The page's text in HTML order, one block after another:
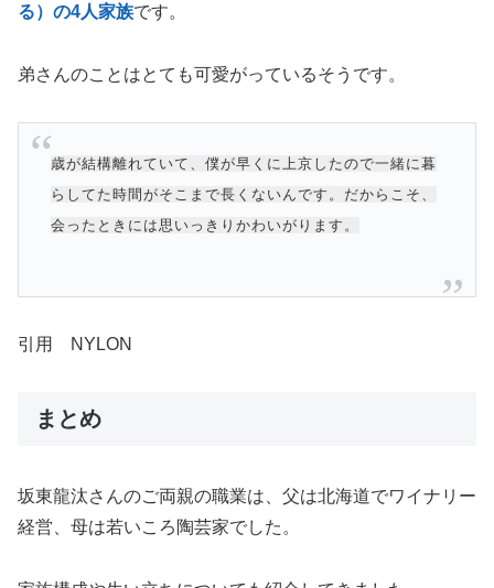
る）の4人家族です。
弟さんのことはとても可愛がっているそうです。
歳が結構離れていて、僕が早くに上京したので一緒に暮
らしてた時間がそこまで長くないんです。だからこそ、
会ったときには思いっきりかわいがります。
引用 NYLON
まとめ
坂東龍汰さんのご両親の職業は、父は北海道でワイナリー
経営、母は若いころ陶芸家でした。